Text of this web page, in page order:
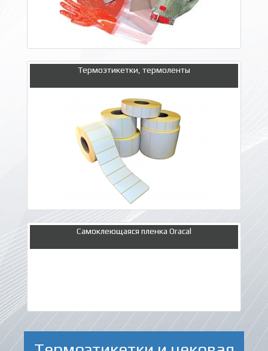
Термоэтикетки, термоленты
Самоклеющаяся пленка Oracal